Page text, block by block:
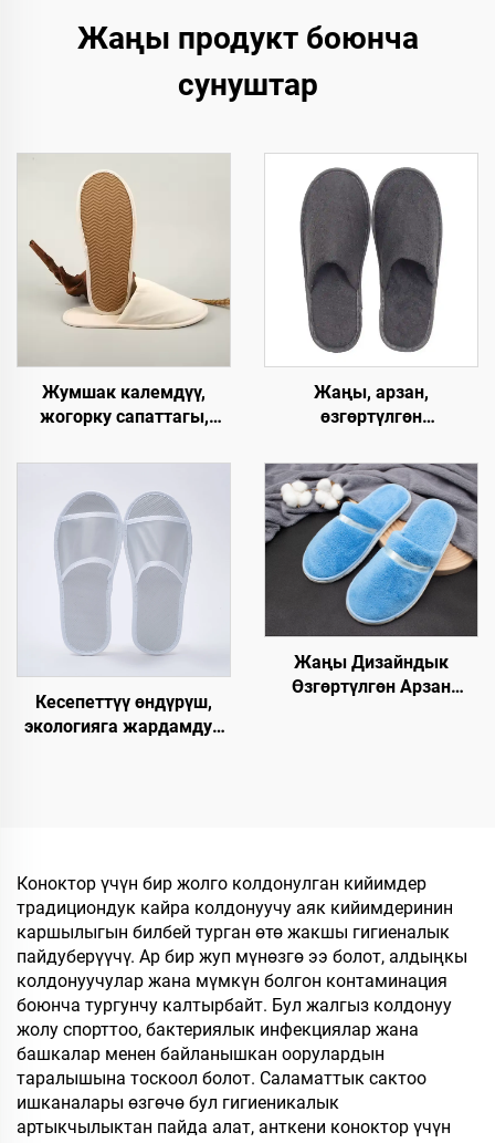
Жаңы продукт боюнча
сунуштар
Жумшак калемдүү,
жогорку сапаттагы,
чөпкө айлануучу ички
мейманханалык панчык,
мейманхананын
бөлмөлөрү үчүн
Жаңы, арзан,
өзгөртүлгөн
авиакомпаниялар үчүн
колдонулгандан кийин
чөпкө айлануучу панчык,
эркек жана аял үчүн,
угуучу сатуу,
экологиялык жол менен
ыдырачуу панчык
өндүрүүчү
Кесепеттүү өндүрүш,
экологияга жардамдуу,
Жаңы Дизайндык
Өзгөртүлгөн Арзан
Коноктор үчүн бир жолго колдонулган кийимдер
традициондук кайра колдонуучу аяк кийимдеринин
каршылыгын билбей турган өтө жакшы гигиеналык
пайдуберүүчү. Ар бир жуп мүнөзгө ээ болот, алдыңкы
колдонуучулар жана мүмкүн болгон контаминация
боюнча тургунчу калтырбайт. Бул жалгыз колдонуу
жолу спорттоо, бактериялык инфекциялар жана
башкалар менен байланышкан оорулардын
таралышына тоскоол болот. Саламаттык сактоо
ишканалары өзгөчө бул гигиеникалык
артыкчылыктан пайда алат, анткени коноктор үчүн